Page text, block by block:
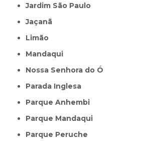
Jardim São Paulo
Jaçanã
Limão
Mandaqui
Nossa Senhora do Ó
Parada Inglesa
Parque Anhembi
Parque Mandaqui
Parque Peruche